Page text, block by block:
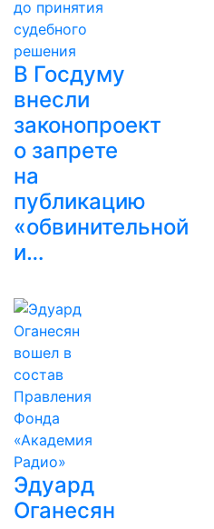
В Госдуму
внесли
законопроект
о запрете
на
публикацию
«обвинительной
и…
Эдуард
Оганесян